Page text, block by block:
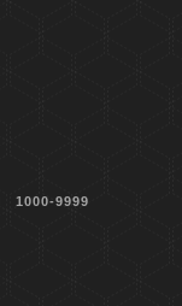
1000-9999